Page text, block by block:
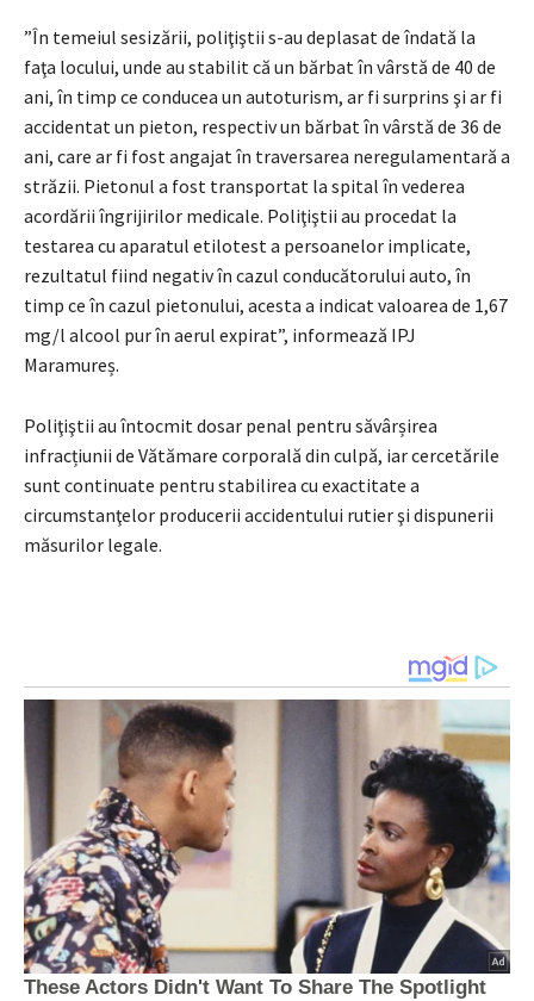
”În temeiul sesizării, poliţiştii s-au deplasat de îndată la
faţa locului, unde au stabilit că un bărbat în vârstă de 40 de
ani, în timp ce conducea un autoturism, ar fi surprins şi ar fi
accidentat un pieton, respectiv un bărbat în vârstă de 36 de
ani, care ar fi fost angajat în traversarea neregulamentară a
străzii. Pietonul a fost transportat la spital în vederea
acordării îngrijirilor medicale. Poliţiştii au procedat la
testarea cu aparatul etilotest a persoanelor implicate,
rezultatul fiind negativ în cazul conducătorului auto, în
timp ce în cazul pietonului, acesta a indicat valoarea de 1,67
mg/l alcool pur în aerul expirat”, informează IPJ
Maramureș.
Poliţiştii au întocmit dosar penal pentru săvârșirea
infracțiunii de Vătămare corporală din culpă, iar cercetările
sunt continuate pentru stabilirea cu exactitate a
circumstanţelor producerii accidentului rutier şi dispunerii
măsurilor legale.